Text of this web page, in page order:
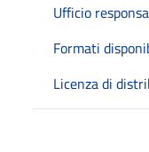
Ufficio
Formati
Licenza di